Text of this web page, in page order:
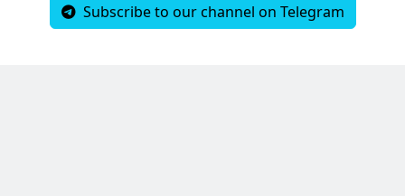
Subscribe to our channel on Telegram